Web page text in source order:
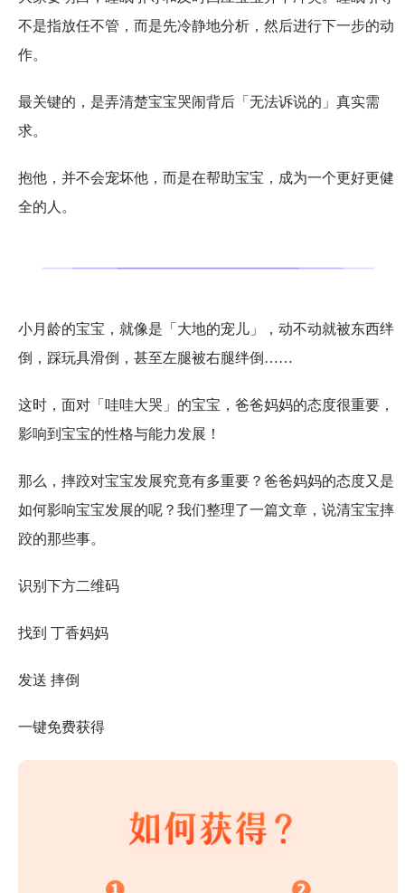
不是指放任不管，而是先冷静地分析，然后进行下一步的动
作。
最关键的，是弄清楚宝宝哭闹背后「无法诉说的」真实需
求。
抱他，并不会宠坏他，而是在帮助宝宝，成为一个更好更健
全的人。
小月龄的宝宝，就像是「大地的宠儿」，动不动就被东西绊
倒，踩玩具滑倒，甚至左腿被右腿绊倒……
这时，面对「哇哇大哭」的宝宝，爸爸妈妈的态度很重要，
影响到宝宝的性格与能力发展！
那么，摔跤对宝宝发展究竟有多重要？爸爸妈妈的态度又是
如何影响宝宝发展的呢？我们整理了一篇文章，说清宝宝摔
跤的那些事。
识别下方二维码
找到 丁香妈妈
发送 摔倒
一键免费获得